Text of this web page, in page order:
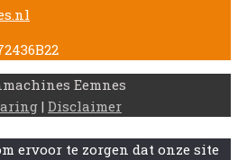
Eemnes
| Disclaimer
ervoor te zorgen dat onze site